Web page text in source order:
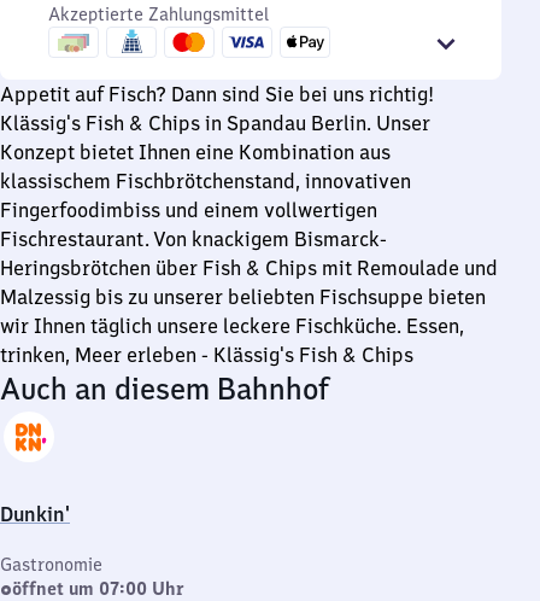
Sonntag
Uhr
bis
Uhr
Akzeptierte Zahlungsmittel
Appetit auf Fisch? Dann sind Sie bei uns richtig!
Klässig's Fish & Chips in Spandau Berlin. Unser
Konzept bietet Ihnen eine Kombination aus
klassischem Fischbrötchenstand, innovativen
Fingerfoodimbiss und einem vollwertigen
Fischrestaurant. Von knackigem Bismarck-
Heringsbrötchen über Fish & Chips mit Remoulade und
Malzessig bis zu unserer beliebten Fischsuppe bieten
wir Ihnen täglich unsere leckere Fischküche. Essen,
trinken, Meer erleben - Klässig's Fish & Chips
Auch an diesem Bahnhof
Dunkin'
Gastronomie
öffnet um 07:00 Uhr